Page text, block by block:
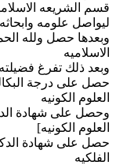
قسم الشريعه
ليواصل علومه وابحاثه
وبعدها حصل ولله
الاسلاميه
وبعد ذلك تفرغ
حصل على درجة
العلوم الكونيه
وحصل على شهادة
العلوم الكونيه]
حصل على شهادة
الفلكيه